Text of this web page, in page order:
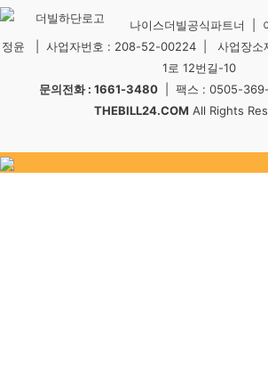
나이스더빌공식파트너 |
정윤 | 사업자번호 : 208-52-00224 | 사업장소
1로 12번길-10
문의전화 : 1661-3480 | 팩스 : 0505-
THEBILL24.COM All Rights